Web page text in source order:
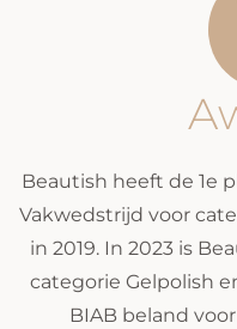
Beautish heeft de 1e
Vakwedstrijd voor
in 2019. In 2023 is
categorie Gelpolish
BIAB beland